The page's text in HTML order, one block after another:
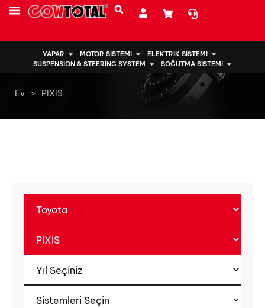
YAPAR MOTOR SISTEMI
ELEKTRIK SISTEMI
SUSPENSION & STEERING SYSTEM
SOĞUTMA SISTEMI
Ev > PIXIS